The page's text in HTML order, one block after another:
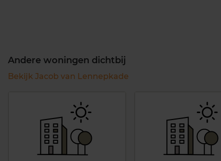
Andere woningen dichtbij
Bekijk Jacob van Lennepkade